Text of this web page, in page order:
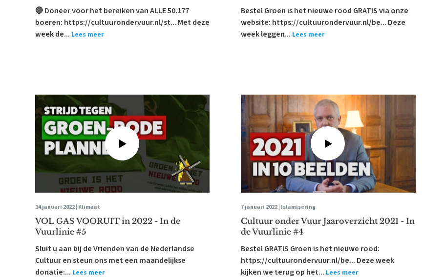
🔴 Doneer voor het bereiken van ALLE 50.177
boeren: https://cultuurondervuur.nl/st... Met deze
week de... Lees meer
Bestel Groen is het nieuwe rood GRATIS via onze
website: https://cultuurondervuur.nl/be... Deze
week leggen... Lees meer
14 januari 2022 | Klimaat
VOL GAS VOORUIT in 2022 - In de
Vuurlinie #5
Sluit u aan bij de Vrienden van de Nederlandse
Cultuur en steun ons met een maandelijkse
donatie:... Lees meer
7 januari 2022 | Islamisering
Cultuur onder Vuur Jaaroverzicht 2021 - In
de Vuurlinie #4
Bestel GRATIS Groen is het nieuwe rood:
https://cultuurondervuur.nl/be... Deze week
kijken we terug op het... Lees meer